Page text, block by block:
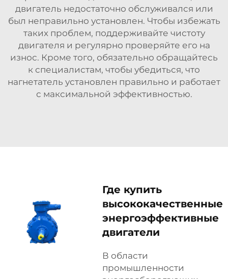
двигатель недостаточно обслуживался или
был неправильно установлен. Чтобы избежать
таких проблем, поддерживайте чистоту
двигателя и регулярно проверяйте его на
износ. Кроме того, обязательно обращайтесь
к специалистам, чтобы убедиться, что
нагнетатель установлен правильно и работает
с максимальной эффективностью.
Где купить
высококачественные
энергоэффективные
двигатели
В области
промышленности